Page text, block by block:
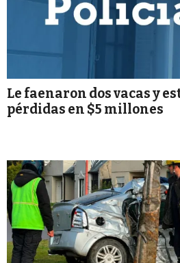
Le faenaron dos vacas y
pérdidas en $5 millones